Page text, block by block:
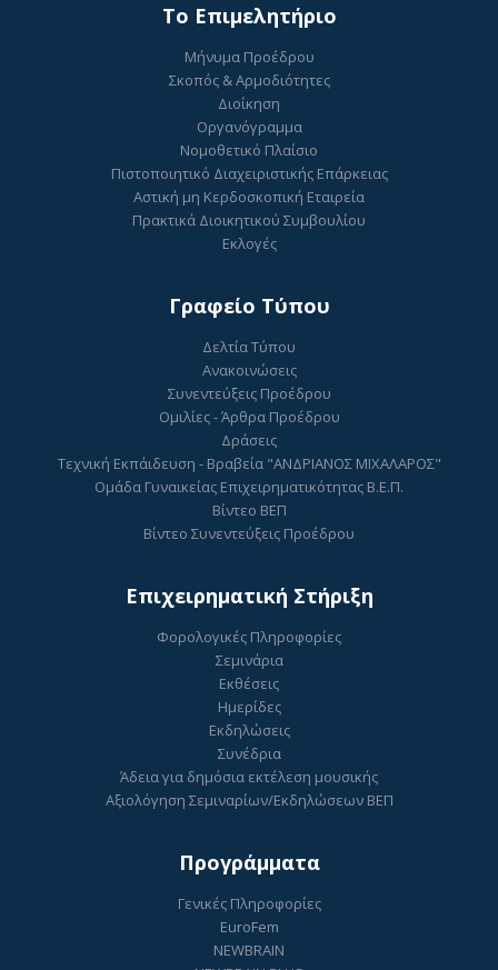
To Επιμελητήριο
Μήνυμα Προέδρου
Σκοπός & Αρμοδιότητες
Διοίκηση
Οργανόγραμμα
Νομοθετικό Πλαίσιο
Πιστοποιητικό Διαχειριστικής Επάρκειας
Αστική μη Κερδοσκοπική Εταιρεία
Πρακτικά Διοικητικού Συμβουλίου
Εκλογές
Γραφείο Τύπου
Δελτία Τύπου
Ανακοινώσεις
Συνεντεύξεις Προέδρου
Ομιλίες - Άρθρα Προέδρου
Δράσεις
Τεχνική Εκπάιδευση - Βραβεία "ΑΝΔΡΙΑΝΟΣ ΜΙΧΑΛΑΡΟΣ"
Ομάδα Γυναικείας Επιχειρηματικότητας Β.Ε.Π.
Βίντεο ΒΕΠ
Βίντεο Συνεντεύξεις Προέδρου
Επιχειρηματική Στήριξη
Φορολογικές Πληροφορίες
Σεμινάρια
Εκθέσεις
Ημερίδες
Εκδηλώσεις
Συνέδρια
Άδεια για δημόσια εκτέλεση μουσικής
Αξιολόγηση Σεμιναρίων/Εκδηλώσεων ΒΕΠ
Προγράμματα
Γενικές Πληροφορίες
EuroFem
NEWBRAIN